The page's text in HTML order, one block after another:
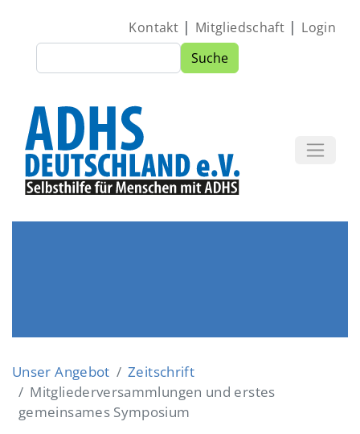
Suche Suche
Kontakt| Mitgliedschaft | Login
Unser Angebot
Zeitschrift
Mitgliederversammlungen und erstes
gemeinsames Symposium